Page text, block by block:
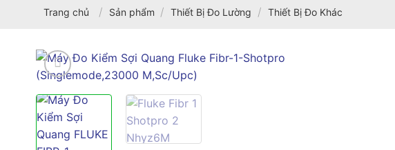
Trang chủ / Sản phẩm / Thiết Bị Đo Lường / Thiết Bị Đo Khác